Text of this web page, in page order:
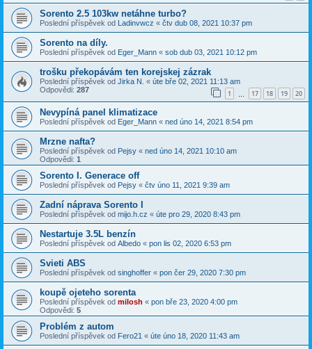
Sorento 2.5 103kw netáhne turbo?
Poslední příspěvek od Ladinvwcz « čtv dub 08, 2021 10:37 pm
Sorento na díly.
Poslední příspěvek od Eger_Mann « sob dub 03, 2021 10:12 pm
trošku překopávám ten korejskej zázrak
Poslední příspěvek od Jirka N. « úte bře 02, 2021 11:13 am
Odpovědi: 287 1 17 18 19 20
Nevypíná panel klimatizace
Poslední příspěvek od Eger_Mann « ned úno 14, 2021 8:54 pm
Mrzne nafta?
Poslední příspěvek od Pejsy « ned úno 14, 2021 10:10 am
Odpovědi: 1
Sorento I. Generace off
Poslední příspěvek od Pejsy « čtv úno 11, 2021 9:39 am
Zadní náprava Sorento I
Poslední příspěvek od mijo.h.cz « úte pro 29, 2020 8:43 pm
Nestartuje 3.5L benzín
Poslední příspěvek od Albedo « pon lis 02, 2020 6:53 pm
Svieti ABS
Poslední příspěvek od singhoffer « pon čer 29, 2020 7:30 pm
koupě ojeteho sorenta
Poslední příspěvek od milosh « pon bře 23, 2020 4:00 pm
Odpovědi: 5
Problém z autom
Poslední příspěvek od Fero21 « úte úno 18, 2020 11:43 am